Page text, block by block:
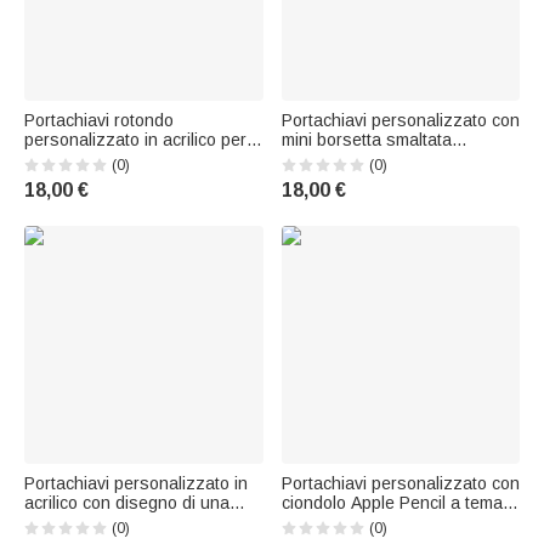
Portachiavi rotondo
personalizzato in acrilico per
ragazze appassionate di
netball, con scritta sul retro;
ciondolo per zaino; regalo per
squadra e per il giorno della
(0)
18,00 €
Portachiavi personalizzato con
mini borsetta smaltata
multicolore con iniziale –
Regalo per l’uso quotidiano,
per un anniversario o un
ragazza
(0)
18,00 €
Portachiavi personalizzato in
acrilico con disegno di una
giocatrice di netball, con nome
(0)
Portachiavi personalizzato con
ciondolo Apple Pencil a tema
scolastico e nome inciso –
(0)